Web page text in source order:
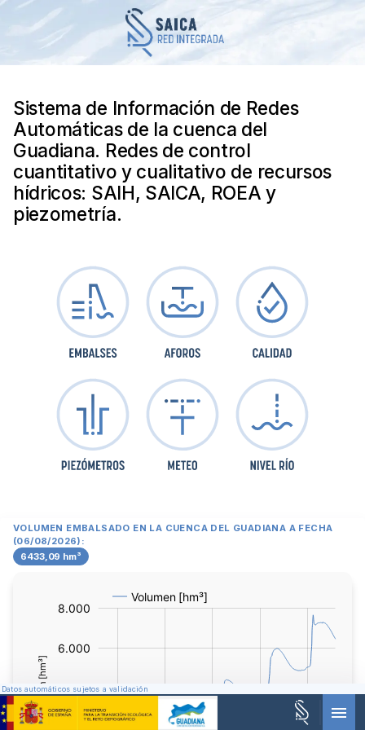
Sistema de Información de Redes
Automáticas de la cuenca del
Guadiana. Redes de control
cuantitativo y cualitativo de recursos
hídricos: SAIH, SAICA, ROEA y
piezometría.
VOLUMEN EMBALSADO EN LA CUENCA DEL GUADIANA A FECHA
(06/08/2026):
6433,09 hm³
Datos automáticos sujetos a validación